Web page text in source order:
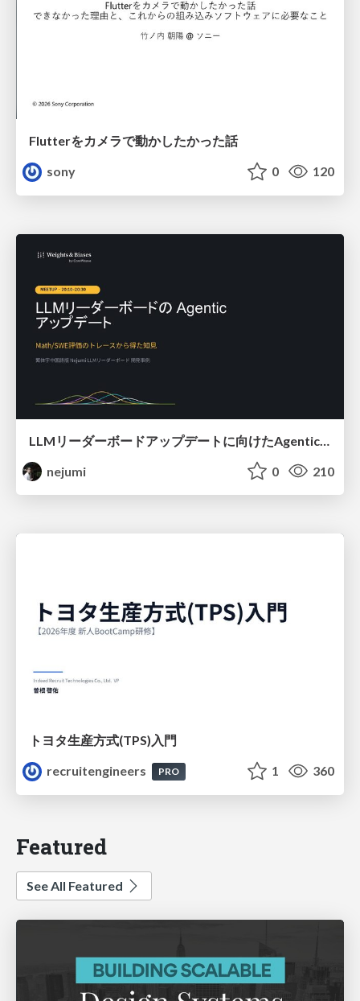
Flutterをカメラで動かしたかった話
sony
0 120
nejumi
0 210
トヨタ⽣産⽅式(TPS)⼊⾨
recruitengineers
PRO 1 360
Featured
See All Featured